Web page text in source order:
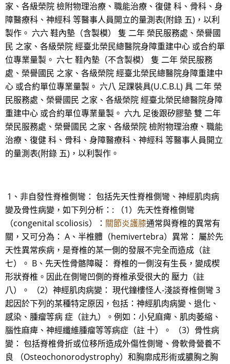
家、各級榮院 檢附物理治療、職能治療、復健 科、骨科、身
障醫療科、神經科 等醫事人員開立的量測表(附錄 五)，以利
製作。 六六 鞋內墊（含製模） 隻 二年 榮民服務處、榮譽國
民 之家、各級榮院 經臺北榮民總醫院身障重建中心 或合約單
位專業量製。 六七 鞋內墊（不含製模） 隻 二年 榮民服務
處、榮譽國民 之家、各級榮院 經臺北榮民總醫院身障重建中
心 或合約單位專業量製。 六八 足踝裝具(U.C.B.L) 具 二年 榮
民服務處、榮譽國民 之家、各級榮院 經臺北榮民總醫院身障
重建中心 或合約單位專業量製。 六九 足後跟矽膠墊 雙 二年
榮民服務處、榮譽國民 之家、各級榮院 檢附物理治療、職能
治療、復健 科、骨科、身障醫療科、神經科 等醫事人員開立
的量測表(附錄 五)，以利製作。
1、非自發性脊椎側彎： 包括先天性脊椎側彎、神經肌肉病
變及骨性病變，如下列分析：: （1）先天性脊椎側彎
（congenital scoliosis）： 關節炎護膝通常與脊椎的異常有
關，又可分為： A、半椎體（hemivertebra）異常： 屬於先
天性異常疾病，是脊椎的某一側的發展不完全而造成（註
七）。 B、先天性骨骼障礙： 脊椎的一側沒有生長，變成楔
形狀脊椎。因此在側彎凹側的脊椎承受很大的 壓力（註
八）。 （2）神經肌肉病變： 現代鐘樓怪人-淺談脊椎側彎 3
起因於下列的某種特定原因，包括：神經肌肉病變、退化、
感染、腫瘤等病 症（註九）。例如：小兒麻痺、肌肉萎縮、
腦性麻痺、神經纖維腫瘤等等病症（註 十）。 （3）骨性病
變： 包括脊椎骨折或位移所造成外傷性側彎、骨軟骨營養不
良 （Osteochonorodystrophy）和胸廓成形術或膿胸之胸